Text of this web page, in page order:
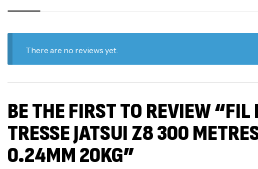
There are no reviews yet.
BE THE FIRST TO REVIEW “FIL
TRESSE JATSUI Z8 300
0.24MM 20KG”